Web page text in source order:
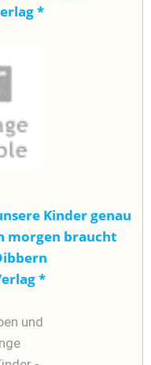
*
Kinder genau
morgen braucht
*